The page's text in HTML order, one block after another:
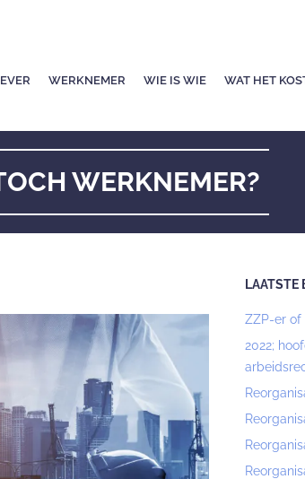
WERKNEMER WIE IS WIE WAT HET
WERKNEMER?
LAATSTE
ZZP-er of
2022;